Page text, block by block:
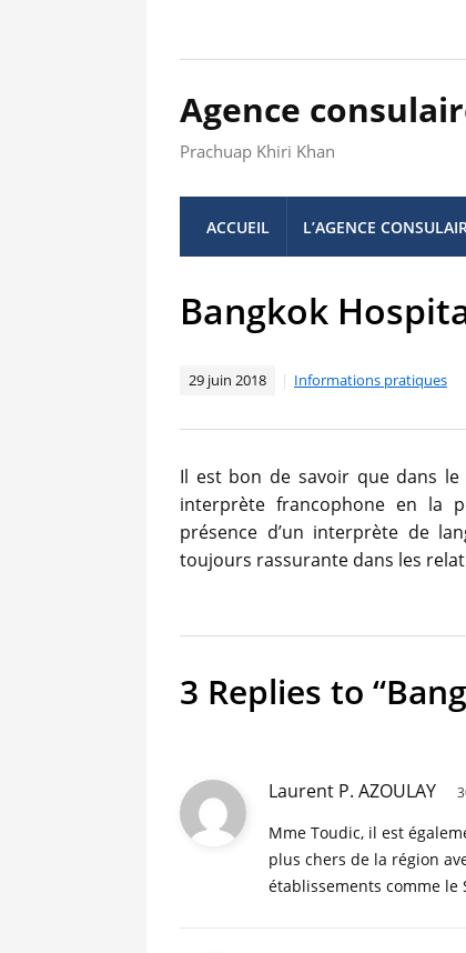
Agence
Prachuap Khiri Khan
ACCUEIL L’AGENCE
Bangkok
29 juin 2018 Informations pratiques
Il est bon de savoir que dans
interprète francophone en la
présence d’un interprète de
toujours rassurante dans les
3 Replies to
Laurent P. AZOULAY
Mme Toudic, il est
plus chers de la région
établissements comme le